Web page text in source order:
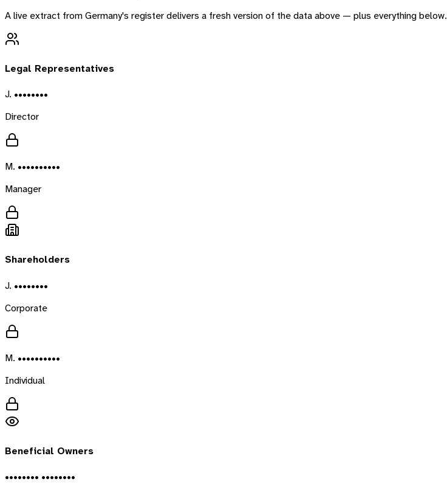
A live extract fromGermany's register delivers a fresh version of the data above — plus everything below.
Legal Representatives
J. ••••••••
Director
M. ••••••••••
Manager
Shareholders
J. ••••••••
Corporate
M. ••••••••••
Individual
Beneficial Owners
•••••••• ••••••••